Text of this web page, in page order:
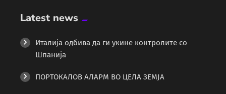
Latest news
Италија одбива да ги укине контролите со
Шпанија
ПОРТОКАЛОВ АЛАРМ ВО ЦЕЛА ЗЕМЈА